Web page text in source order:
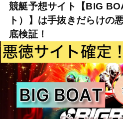
競艇予想サイト【BIG
ト）】は手抜きだらけの
底検証！